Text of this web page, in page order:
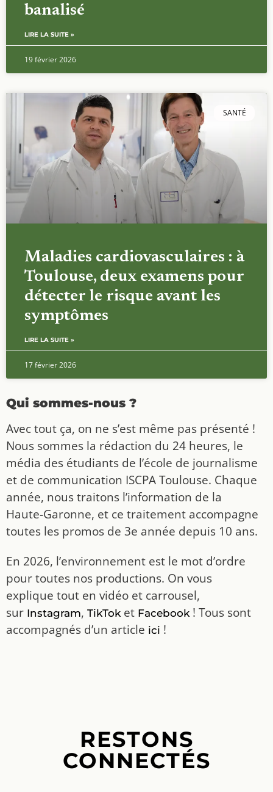
banalisé
LIRE LA SUITE »
19 février 2026
SANTÉ
Maladies cardiovasculaires : à
Toulouse, deux examens pour
détecter le risque avant les
symptômes
LIRE LA SUITE »
17 février 2026
Qui sommes-nous ?
Avec tout ça, on ne s’est même pas présenté !
Nous sommes la rédaction du 24 heures, le
média des étudiants de l’école de journalisme
et de communication ISCPA Toulouse. Chaque
année, nous traitons l’information de la
Haute-Garonne, et ce traitement accompagne
toutes les promos de 3e année depuis 10 ans.
En 2026, l’environnement est le mot d’ordre
pour toutes nos productions. On vous
explique tout en vidéo et carrousel,
sur Instagram, TikToket Facebook! Tous sont
accompagnés d’un article ici !
RESTONS
CONNECTÉS